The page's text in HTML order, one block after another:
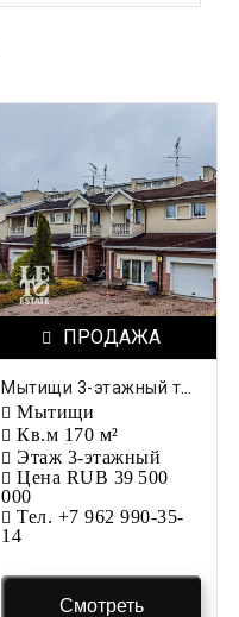
ПРОДАЖА
Мытищи
Кв.м 170 м²
Этаж 3-этажный
Цена RUB 39 500
000
Тел. +7 962 990-35-
14
Смотреть